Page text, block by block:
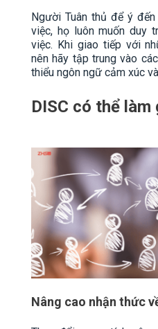
Người Tuân thủ để ý
việc, họ luôn muốn duy
việc. Khi giao tiếp với
nên hãy tập trung vào
thiểu ngôn ngữ cảm xúc
DISC có thể làm
Nâng cao nhận thức